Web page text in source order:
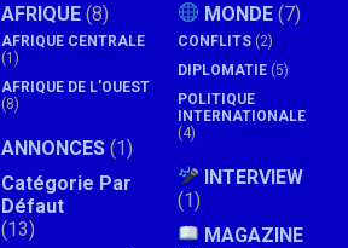
AFRIQUE (8)
AFRIQUE CENTRALE
(1)
AFRIQUE DE L'OUEST
(8)
ANNONCES (1)
Catégorie Par
Défaut
(13)
MONDE (7)
CONFLITS (2)
DIPLOMATIE (5)
POLITIQUE
INTERNATIONALE
(4)
INTERVIEW
(1)
MAGAZINE